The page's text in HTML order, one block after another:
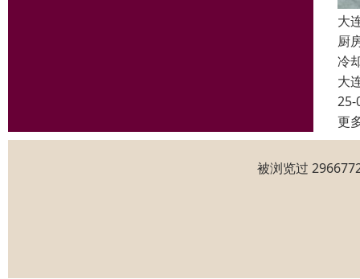
大
厨
冷
大
25-
更
被浏览过